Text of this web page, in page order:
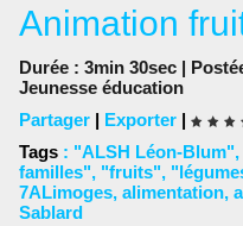
Animation
Durée : 3min 30sec |
Jeunesse éducation
Partager | Exporter |
Tags : "ALSH Léon-Blum",
familles", "fruits",
7ALimoges, alimentation,
Sablard